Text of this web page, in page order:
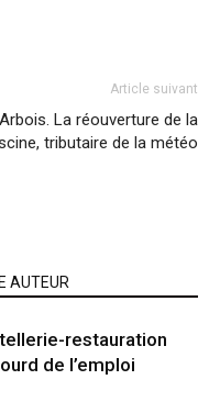
Article suivant
Arbois. La réouverture de la
tributaire de la météo
AUTEUR
restauration
de l’emploi